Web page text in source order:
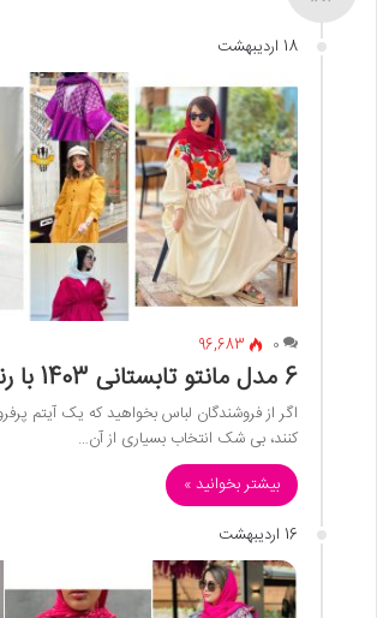
18 اردیبهشت
0
96,683
6 مدل مانتو تابستانی 1403 با رنگ های شاد
اگر از فروشندگان لباس بخواهید که یک آیتم
کنند، بی شک انتخاب بسیاری از آن…
بیشتر بخوانید »
16 اردیبهشت